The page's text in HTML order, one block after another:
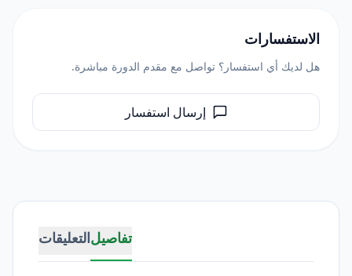
تفاصيلالتعليقات
الاستفسارات
هل لديك أي استفسار؟ تواصل مع مقدم الدورة مباشرة.
إرسال استفسار